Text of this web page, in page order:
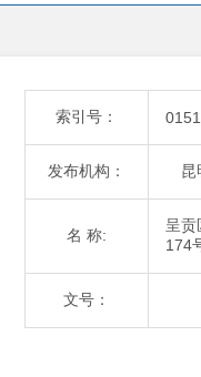
索引号：
发布机构： 昆
名 称:
呈贡
174
文号：